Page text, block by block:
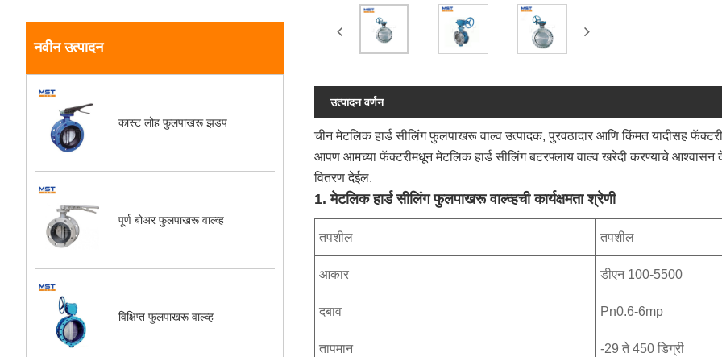
नवीन उत्पादन
कास्ट लोह फुलपाखरू झडप
पूर्ण बोअर फुलपाखरू वाल्व्ह
विक्षिप्त फुलपाखरू वाल्व्ह
उत्पादन वर्णन
चीन मेटलिक हार्ड सीलिंग फुलपाखरू वाल्व उत्पादक, पुरवठादार आणि किंमत यादीसह
आपण आमच्या फॅक्टरीमधून मेटलिक हार्ड सीलिंग बटरफ्लाय वाल्व खरेदी करण्याचे
वितरण देईल.
1. मेटलिक हार्ड सीलिंग फुलपाखरू वाल्व्हची कार्यक्षमता श्रेणी
तपशील तपशील
आकार डीएन 100-5500
दबाव Pn0.6-6mp
तापमान -29 ते 450 डिग्री